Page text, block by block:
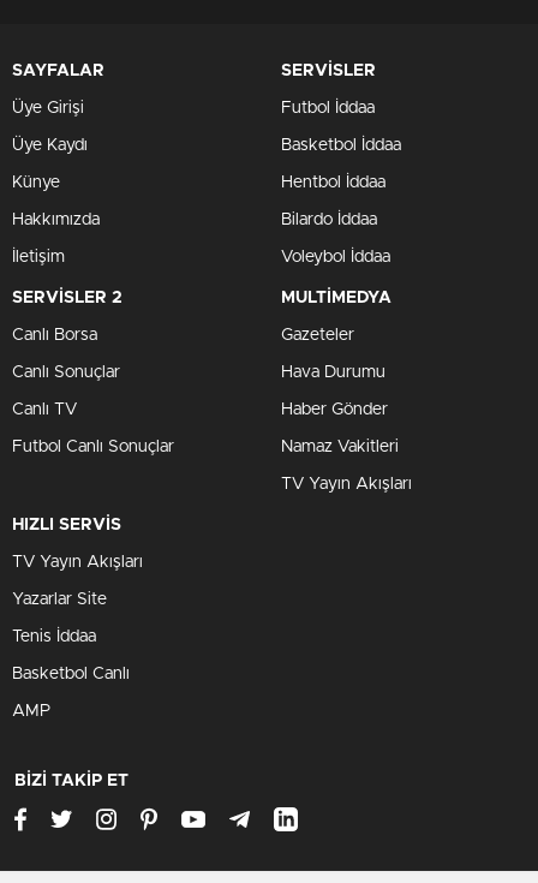
SAYFALAR
Üye Girişi
Üye Kaydı
Künye
Hakkımızda
İletişim
SERVİSLER
Futbol İddaa
Basketbol İddaa
Hentbol İddaa
Bilardo İddaa
Voleybol İddaa
SERVİSLER 2
Canlı Borsa
Canlı Sonuçlar
Canlı TV
Futbol Canlı Sonuçlar
MULTİMEDYA
Gazeteler
Hava Durumu
Haber Gönder
Namaz Vakitleri
TV Yayın Akışları
HIZLI SERVİS
TV Yayın Akışları
Yazarlar Site
Tenis İddaa
Basketbol Canlı
AMP
BİZİ TAKİP ET